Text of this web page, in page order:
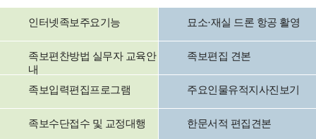
인터넷족보주요기능 묘소·재실 드론 항공 활영
족보편찬방법 실무자 교육안
내
족보편집 견본
족보입력편집프로그램 주요인물유적지사진보기
족보수단접수 및 교정대행 한문서적 편집견본